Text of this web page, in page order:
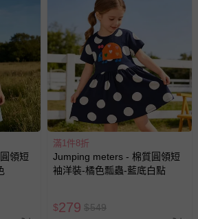
領短
滿1件8折
Jumping meters - 棉質圓領短
袖洋裝-橘色瓢蟲-藍底白點
$279 $549